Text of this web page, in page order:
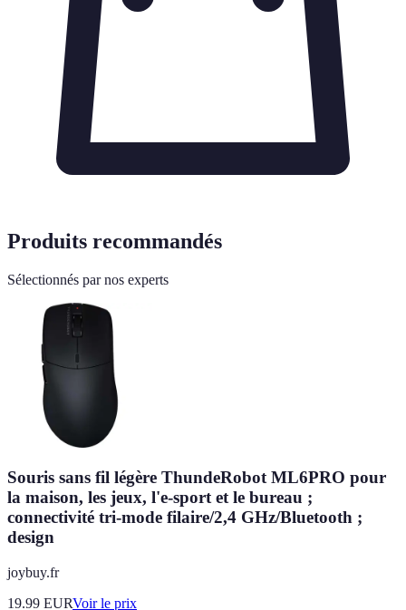
Produits recommandés
Sélectionnés par nos experts
Souris sans fil légère ThundeRobot ML6PRO pour
la maison, les jeux, l'e-sport et le bureau ;
connectivité tri-mode filaire/2,4 GHz/Bluetooth ;
design
joybuy.fr
19.99 EURVoir le prix